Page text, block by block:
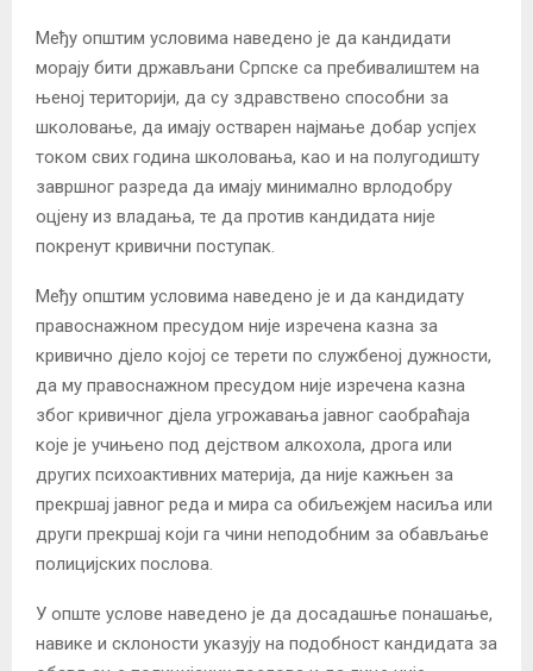
Међу општим условима наведено је да кандидати
морају бити држављани Српске са пребивалиштем на
њеној територији, да су здравствено способни за
школовање, да имају остварен најмање добар успјех
током свих година школовања, као и на полугодишту
завршног разреда да имају минимално врлодобру
оцјену из владања, те да против кандидата није
покренут кривични поступак.
Међу општим условима наведено је и да кандидату
правоснажном пресудом није изречена казна за
кривично дјело којој се терети по службеној дужности,
да му правоснажном пресудом није изречена казна
због кривичног дјела угрожавања јавног саобраћаја
које је учињено под дејством алкохола, дрога или
других психоактивних материја, да није кажњен за
прекршај јавног реда и мира са обиљежјем насиља или
други прекршај који га чини неподобним за обављање
полицијских послова.
У опште услове наведено је да досадашње понашање,
навике и склоности указују на подобност кандидата за